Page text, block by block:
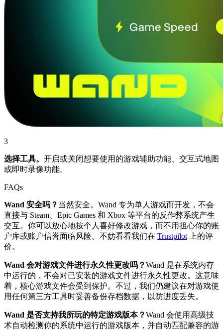
3
选择工具。 开启或关闭想要使用的游戏辅助功能、交互式地图
或即时录像功能。
FAQs
Wand 安全吗？ 当然安全。Wand 专为单人游戏而开发，不会
直接与 Steam、Epic Games 和 Xbox 等平台的反作弊系统产生
交互。你可以放心地按个人喜好修改游戏，而不用担心你的账
户库或账户信誉面临风险。不妨看看我们在 Trustpilot 上的评
价。
Wand 会对游戏文件进行永久性更改吗？Wand 是在系统内存
中运行的，不会对已安装的游戏文件进行永久性更改。这意味
着，核心游戏文件会受到保护。不过，我们仍建议在对游戏使
用任何第三方工具时妥善备份存档数据，以防进度丢失。
Wand 是否支持我所玩的特定游戏版本？Wand 会使用高级技
术自动检测你的系统中运行的游戏版本，并自动匹配兼容的游